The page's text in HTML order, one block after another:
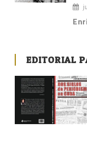
EDITORIAL